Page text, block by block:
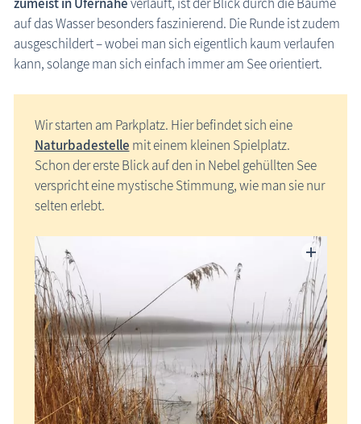
auf das Wasser besonders faszinierend. Die Runde ist zudem
ausgeschildert – wobei man sich eigentlich kaum verlaufen
kann, solange man sich einfach immer am See orientiert.
Wir starten am Parkplatz. Hier befindet sich eine
Naturbadestelle mit einem kleinen Spielplatz.
Schon der erste Blick auf den in Nebel gehüllten See
verspricht eine mystische Stimmung, wie man sie nur
selten erlebt.